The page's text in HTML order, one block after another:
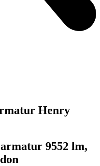
Henry
9552 lm,